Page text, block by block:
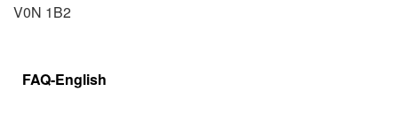
V0N 1B2
FAQ-English